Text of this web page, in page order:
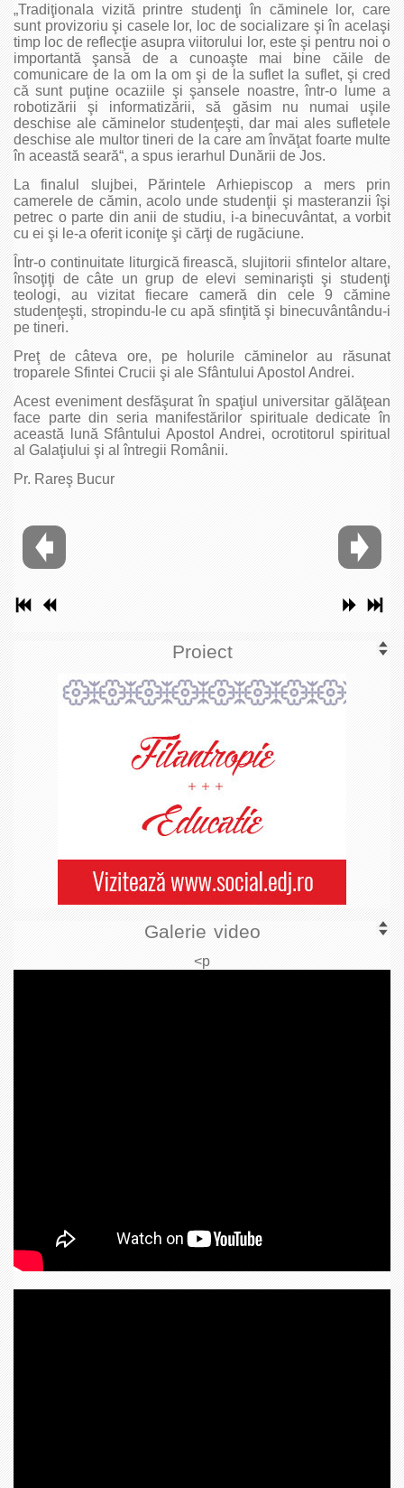
„Tradiţionala vizită printre studenţi în căminele lor, care
sunt provizoriu şi casele lor, loc de socializare şi în acelaşi
timp loc de reflecţie asupra viitorului lor, este şi pentru noi o
importantă şansă de a cunoaşte mai bine căile de
comunicare de la om la om şi de la suflet la suflet, şi cred
că sunt puţine ocaziile şi şansele noastre, într-o lume a
robotizării şi informatizării, să găsim nu numai uşile
deschise ale căminelor studenţeşti, dar mai ales sufletele
deschise ale multor tineri de la care am învăţat foarte multe
în această seară“, a spus ierarhul Dunării de Jos.
La finalul slujbei, Părintele Arhiepiscop a mers prin
camerele de cămin, acolo unde studenţii şi masteranzii îşi
petrec o parte din anii de studiu, i-a binecuvântat, a vorbit
cu ei şi le-a oferit iconiţe şi cărţi de rugăciune.
Într-o continuitate liturgică firească, slujitorii sfintelor altare,
însoţiţi de câte un grup de elevi seminarişti şi studenţi
teologi, au vizitat fiecare cameră din cele 9 cămine
studenţeşti, stropindu-le cu apă sfinţită şi binecuvântându-i
pe tineri.
Preţ de câteva ore, pe holurile căminelor au răsunat
troparele Sfintei Crucii şi ale Sfântului Apostol Andrei.
Acest eveniment desfăşurat în spaţiul universitar gălăţean
face parte din seria manifestărilor spirituale dedicate în
această lună Sfântului Apostol Andrei, ocrotitorul spiritual
al Galaţiului şi al întregii Românii.
Pr. Rareş Bucur
Proiect
Galerie video
<p